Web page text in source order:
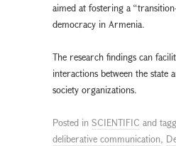
aimed at fostering a
democracy in Armenia.
The research findings can
interactions between the state
society organizations.
Posted in SCIENTIFIC and
deliberative communication,